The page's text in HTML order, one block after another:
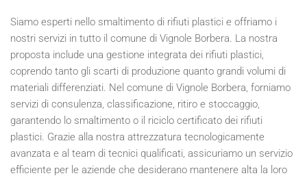
Siamo esperti nello smaltimento di rifiuti plastici e offriamo i
nostri servizi in tutto il comune di Vignole Borbera. La nostra
proposta include una gestione integrata dei rifiuti plastici,
coprendo tanto gli scarti di produzione quanto grandi volumi di
materiali differenziati. Nel comune di Vignole Borbera, forniamo
servizi di consulenza, classificazione, ritiro e stoccaggio,
garantendo lo smaltimento o il riciclo certificato dei rifiuti
plastici. Grazie alla nostra attrezzatura tecnologicamente
avanzata e al team di tecnici qualificati, assicuriamo un servizio
efficiente per le aziende che desiderano mantenere alta la loro